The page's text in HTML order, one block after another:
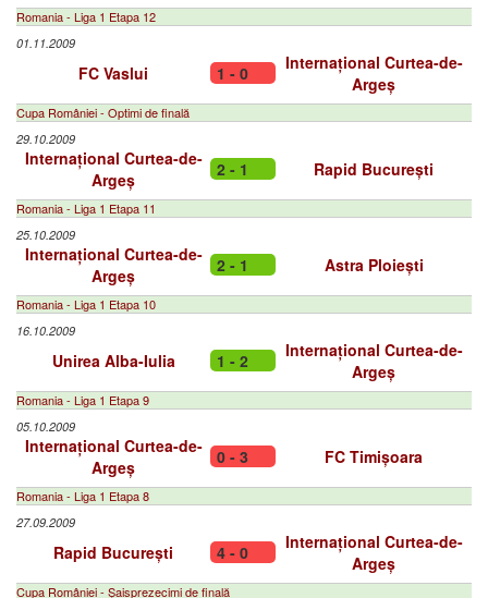
Romania - Liga 1 Etapa 12
01.11.2009
FC Vaslui 1 - 0
Internațional Curtea-de-
Argeș
Cupa României - Optimi de finală
29.10.2009
Internațional Curtea-de-
Argeș
2 - 1 Rapid București
Romania - Liga 1 Etapa 11
25.10.2009
Internațional Curtea-de-
Argeș
2 - 1 Astra Ploiești
Romania - Liga 1 Etapa 10
16.10.2009
Unirea Alba-Iulia 1 - 2
Internațional Curtea-de-
Argeș
Romania - Liga 1 Etapa 9
05.10.2009
Internațional Curtea-de-
Argeș
0 - 3 FC Timișoara
Romania - Liga 1 Etapa 8
27.09.2009
Rapid București 4 - 0
Internațional Curtea-de-
Argeș
Cupa României - Șaisprezecimi de finală